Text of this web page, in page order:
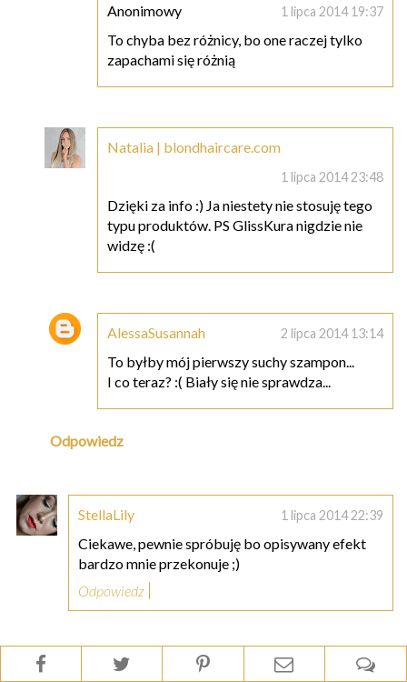
Anonimowy 1 lipca 2014 19:37
To chyba bez różnicy, bo one raczej tylko
zapachami się różnią
Natalia | blondhaircare.com
1 lipca 2014 23:48
Dzięki za info :) Ja niestety nie stosuję tego
typu produktów. PS GlissKura nigdzie nie
widzę :(
AlessaSusannah 2 lipca 2014 13:14
To byłby mój pierwszy suchy szampon...
I co teraz? :( Biały się nie sprawdza...
Odpowiedz
StellaLily 1 lipca 2014 22:39
Ciekawe, pewnie spróbuję bo opisywany efekt
bardzo mnie przekonuje ;)
Odpowiedz
Anonimowy 1 lipca 2014 23:04